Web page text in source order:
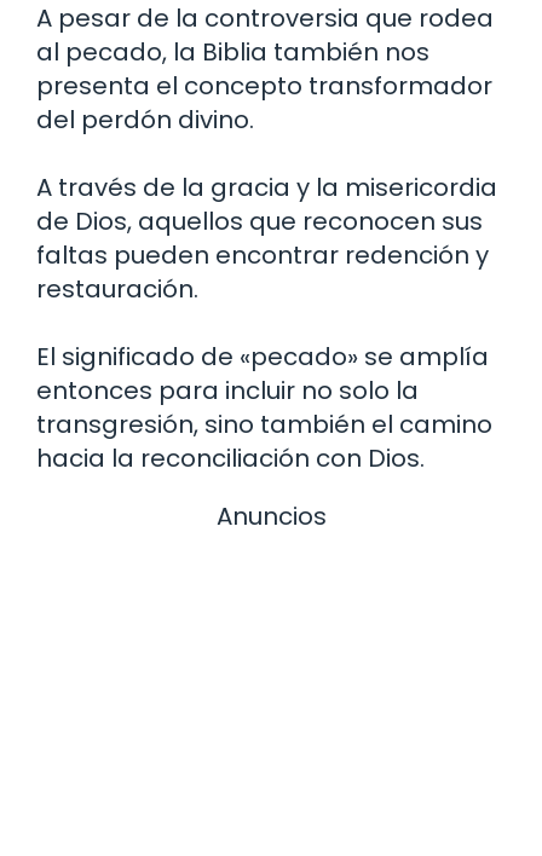
A pesar de la controversia que rodea
al pecado, la Biblia también nos
presenta el concepto transformador
del perdón divino.
A través de la gracia y la misericordia
de Dios, aquellos que reconocen sus
faltas pueden encontrar redención y
restauración.
El significado de «pecado» se amplía
entonces para incluir no solo la
transgresión, sino también el camino
hacia la reconciliación con Dios.
Anuncios